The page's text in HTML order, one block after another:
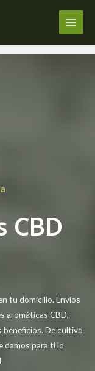
Main
Menu
Arahal
CBD
tu domicilio. Envíos
aromáticas CBD,
beneficios. De cultivo
damos para ti lo